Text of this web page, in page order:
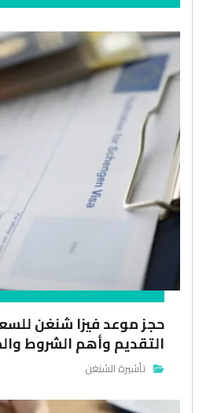
حجز موعد فيزا شنغن
التقديم وأهم الشروط
تأشيرة الشنغن